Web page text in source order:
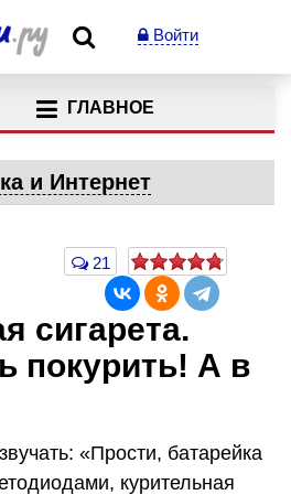
Войти
ГЛАВНОЕ
и Интернет
21
сигарета.
покурить! А в
«Прости, батарейка
курительная